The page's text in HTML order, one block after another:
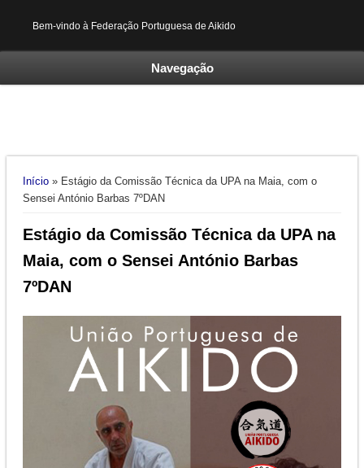
Bem-vindo à Federação Portuguesa de Aikido
Navegação
Está aqui
Início» Estágio da Comissão Técnica da UPA na Maia, com o
Sensei António Barbas 7ºDAN
Estágio da Comissão Técnica da UPA na
Maia, com o Sensei António Barbas
7ºDAN